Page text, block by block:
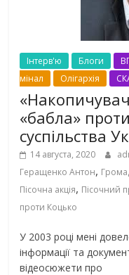
Інтерв'ю Блоги
мінал
Олігархія
«бабла»
суспільства
14 августа, 2020
Геращенко Антон,
Пісочна акція, Пісочний
проти Коцько
У 2003 році мені
інформації та
відеосюжети про